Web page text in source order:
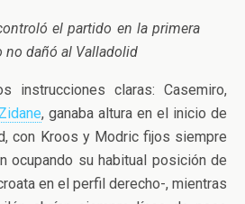
el partido en la primera
no dañó al Valladolid
instrucciones claras: Casemiro,
, ganaba altura en el inicio de
con Kroos y Modric fijos siempre
ocupando su habitual posición de
en el perfil derecho-, mientras